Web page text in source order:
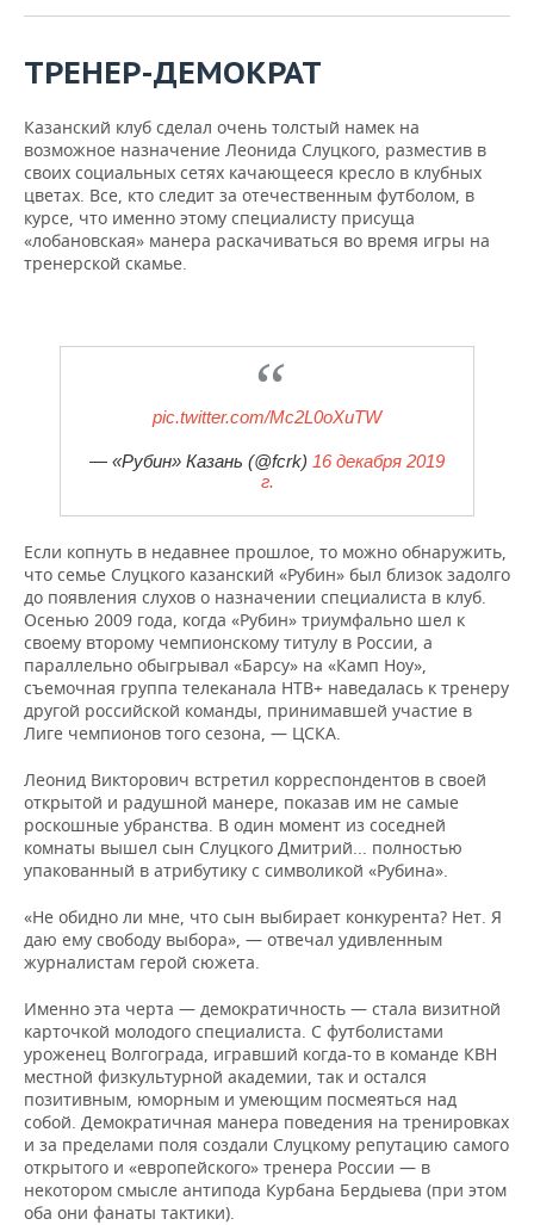
ХОККЕЙ С МЯЧОМ
ПРОИСШЕСТВИЯ
ТРЕНЕР-ДЕМОКРАТ
Казанский клуб сделал очень толстый намек на
возможное назначение Леонида Слуцкого, разместив в
своих социальных сетях качающееся кресло в клубных
цветах. Все, кто следит за отечественным футболом, в
курсе, что именно этому специалисту присуща
«лобановская» манера раскачиваться во время игры на
тренерской скамье.
pic.twitter.com/Mc2L0oXuTW
— «Рубин» Казань (@fcrk) 16 декабря 2019
г.
Если копнуть в недавнее прошлое, то можно обнаружить,
что семье Слуцкого казанский «Рубин» был близок задолго
до появления слухов о назначении специалиста в клуб.
Осенью 2009 года, когда «Рубин» триумфально шел к
своему второму чемпионскому титулу в России, а
параллельно обыгрывал «Барсу» на «Камп Ноу»,
съемочная группа телеканала НТВ+ наведалась к тренеру
другой российской команды, принимавшей участие в
Лиге чемпионов того сезона, — ЦСКА.
Леонид Викторович встретил корреспондентов в своей
открытой и радушной манере, показав им не самые
роскошные убранства. В один момент из соседней
комнаты вышел сын Слуцкого Дмитрий... полностью
упакованный в атрибутику с символикой «Рубина».
«Не обидно ли мне, что сын выбирает конкурента? Нет. Я
даю ему свободу выбора», — отвечал удивленным
журналистам герой сюжета.
Именно эта черта — демократичность — стала визитной
карточкой молодого специалиста. С футболистами
уроженец Волгограда, игравший когда-то в команде КВН
местной физкультурной академии, так и остался
позитивным, юморным и умеющим посмеяться над
собой. Демократичная манера поведения на тренировках
и за пределами поля создали Слуцкому репутацию самого
открытого и «европейского» тренера России — в
некотором смысле антипода Курбана Бердыева (при этом
оба они фанаты тактики).